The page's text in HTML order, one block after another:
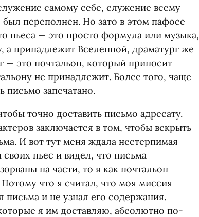
самому себе, служение всему
переполнен. Но зато в этом пафосе
пьеса — это просто формула или музыка,
а принадлежит Вселенной, драматург же
— это почтальон, который приносит
не принадлежит. Более того, чаще
письмо запечатано.
точно доставить письмо адресату.
заключается в том, чтобы вскрыть
И вот тут меня ждала нестерпимая
пьес и видел, что письма
на части, то я как почтальон
что я считал, что моя миссия
письма и не узнал его содержания.
я им доставляю, абсолютно по-